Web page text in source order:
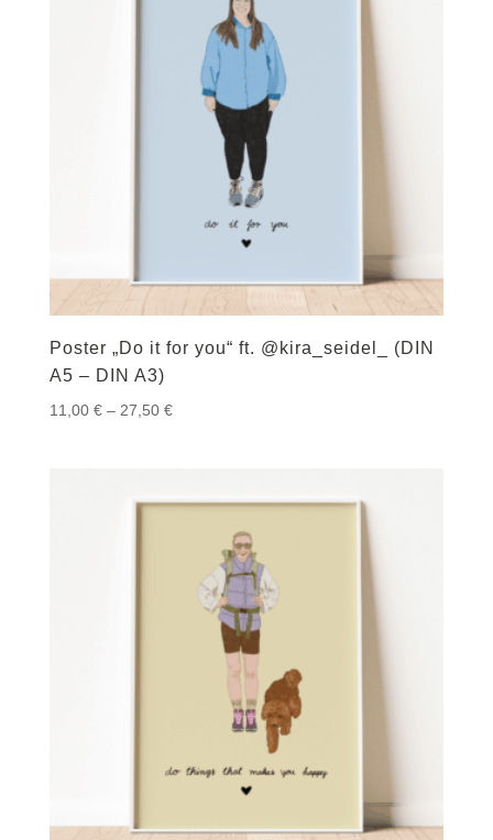
Poster „Do it for you“ ft. @kira_seidel_ (DIN
A5 – DIN A3)
11,00 € – 27,50 €Preisspanne: